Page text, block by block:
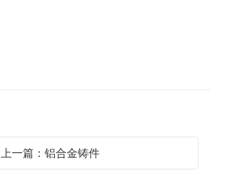
上一篇：铝合金铸件